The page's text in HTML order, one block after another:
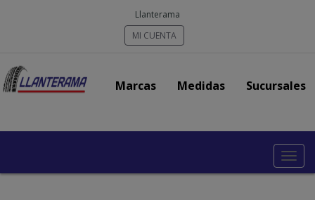
Llanterama
MI CUENTA
Marcas Medidas Sucursales